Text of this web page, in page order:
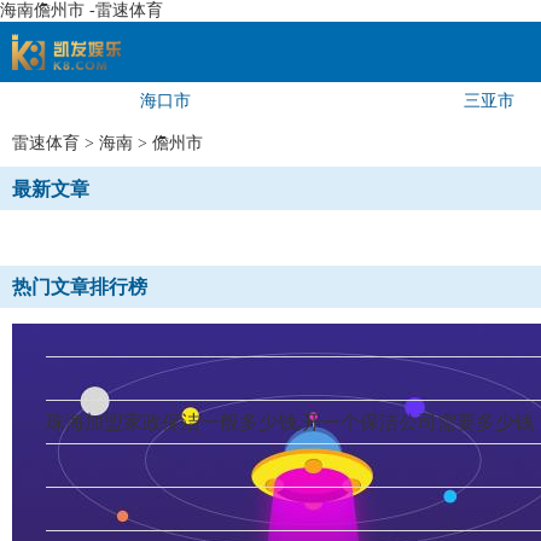
海南儋州市 -雷速体育
海口市 三亚市
雷速体育 > 海南 > 儋州市
最新文章
热门文章排行榜
珠海加盟家政保洁一般多少钱,开一个保洁公司需要多少钱